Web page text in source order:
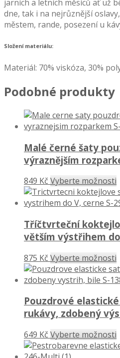
jarních a letních měsíců ať už
dne, tak i na nejrůznější
městem, rande, posezení u
Složení materiálu:
Materiál: 70% viskóza, 30%
Podobné produkty
Malé černé šaty
výraznějším
849 Kč Vyberte možnosti
Tříčtvrteční
větším výstřihem
875 Kč Vyberte možnosti
Pouzdrové
rukávy, zdobený
649 Kč Vyberte možnosti